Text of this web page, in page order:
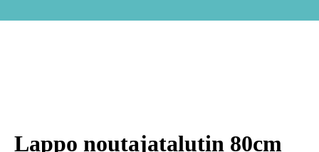
Lappo noutajatalutin 80cm